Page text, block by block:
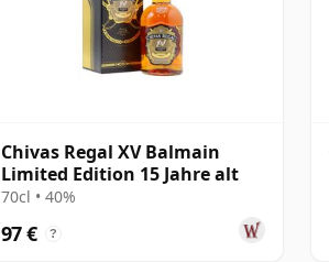
Chivas Regal XV Balmain
Limited Edition 15 Jahre alt
70cl • 40%
97 € ?